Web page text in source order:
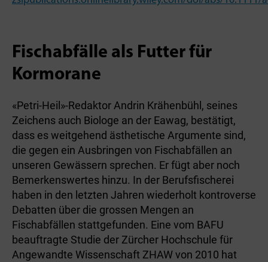
Fischabfälle als Futter für
Kormorane
«Petri-Heil»-Redaktor Andrin Krähenbühl, seines
Zeichens auch Biologe an der Eawag, bestätigt,
dass es weitgehend ästhetische Argumente sind,
die gegen ein Ausbringen von Fischabfällen an
unseren Gewässern sprechen. Er fügt aber noch
Bemerkenswertes hinzu. In der Berufsfischerei
haben in den letzten Jahren wiederholt kontroverse
Debatten über die grossen Mengen an
Fischabfällen stattgefunden. Eine vom BAFU
beauftragte Studie der Zürcher Hochschule für
Angewandte Wissenschaft ZHAW von 2010 hat